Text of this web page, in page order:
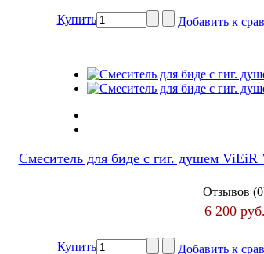
Купить
Добавить к
Cмеситель для биде с гиг. душем
Отзывов
6 200 руб.
Купить
Добавить к